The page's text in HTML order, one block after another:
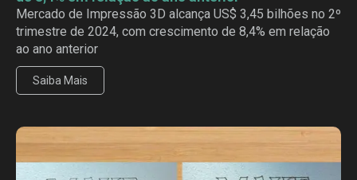
Mercado de Impressão 3D alcança US$ 3,45 bilhões no 2º
trimestre de 2024, com crescimento de 8,4% em relação
ao ano anterior
Saiba Mais